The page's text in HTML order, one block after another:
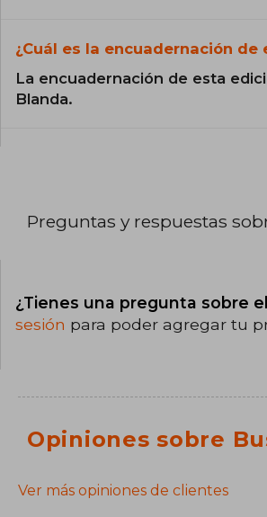
¿Cuál es la encuadernación de
La encuadernación de esta
Blanda.
Preguntas y respuestas
¿Tienes una pregunta sobre
sesión para poder agregar tu
Opiniones sobre
Ver más opiniones de clientes